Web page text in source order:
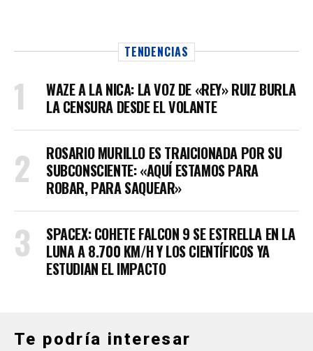
TENDENCIAS
WAZE A LA NICA: LA VOZ DE «REY» RUIZ BURLA
LA CENSURA DESDE EL VOLANTE
ROSARIO MURILLO ES TRAICIONADA POR SU
SUBCONSCIENTE: «AQUÍ ESTAMOS PARA
ROBAR, PARA SAQUEAR»
SPACEX: COHETE FALCON 9 SE ESTRELLA EN LA
LUNA A 8.700 KM/H Y LOS CIENTÍFICOS YA
ESTUDIAN EL IMPACTO
Te podría interesar